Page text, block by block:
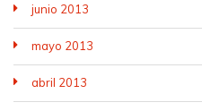
junio 2013
mayo 2013
abril 2013